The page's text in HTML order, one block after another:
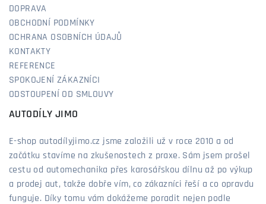
DOPRAVA
OBCHODNÍ PODMÍNKY
OCHRANA OSOBNÍCH ÚDAJŮ
KONTAKTY
REFERENCE
SPOKOJENÍ ZÁKAZNÍCI
ODSTOUPENÍ OD SMLOUVY
AUTODÍLY JIMO
E-shop autodílyjimo.cz jsme založili už v roce 2010 a od
začátku stavíme na zkušenostech z praxe. Sám jsem prošel
cestu od automechanika přes karosářskou dílnu až po výkup
a prodej aut, takže dobře vím, co zákazníci řeší a co opravdu
funguje. Díky tomu vám dokážeme poradit nejen podle